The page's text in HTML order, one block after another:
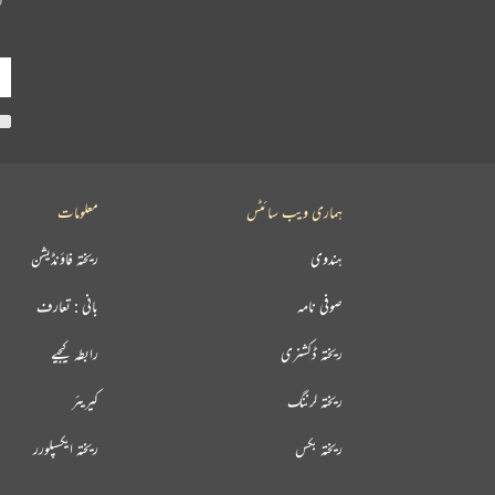
معلومات
ریختہ فاؤنڈیشن
بانی : تعارف
رابطہ کیجیے
کیریئر
ریختہ ایکسپلورر
ہماری ویب سائٹس
ہندوی
صوفی نامہ
ریختہ ڈکشنری
ریختہ لرننگ
ریختہ بکس